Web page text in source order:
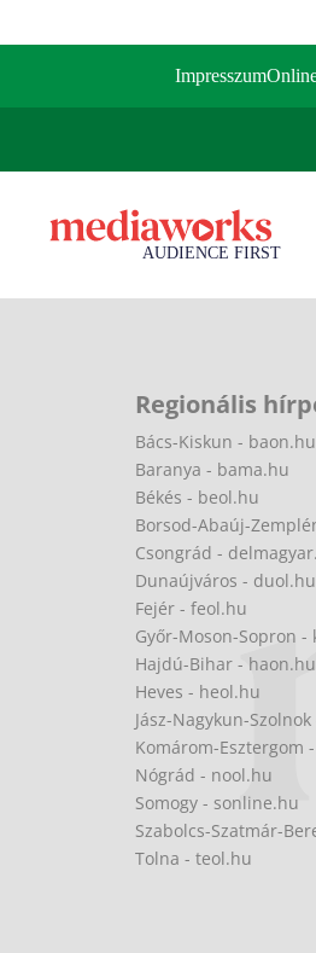
Impresszum
Regionális
Bács-Kiskun - baon.hu
Baranya - bama.hu
Békés - beol.hu
Borsod-Abaúj-
Csongrád -
Dunaújváros - duol.hu
Fejér - feol.hu
Győr-Moson-Sopron
Hajdú-Bihar - haon.hu
Heves - heol.hu
Jász-Nagykun-
Komárom-Esztergom
Nógrád - nool.hu
Somogy - sonline.hu
Szabolcs-Szatmár-
Tolna - teol.hu